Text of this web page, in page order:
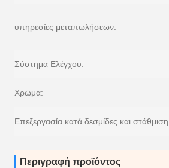
υπηρεσίες μεταπωλήσεων:
Σύστημα Ελέγχου:
Χρώμα:
Επεξεργασία κατά δεσμίδες και
Περιγραφή προϊόντος